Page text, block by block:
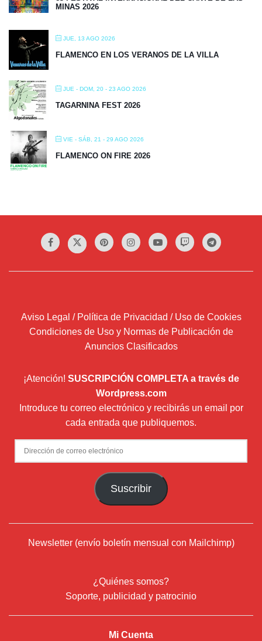
MINAS 2026
JUE, 13 AGO 2026
FLAMENCO EN LOS VERANOS DE LA VILLA
JUE - DOM, 20 - 23 AGO 2026
TAGARNINA FEST 2026
VIE - SÁB, 21 - 29 AGO 2026
FLAMENCO ON FIRE 2026
Aviso Legal / Política de Privacidad / Uso de Cookies
Condiciones de Uso y Normas de Publicación de
Anuncios Clasificados
¡Atención! SUSCRIPCIÓN COMPLETA a través de
Wordpress.com
Introduce tu correo electrónico y recibirás un email por
cada entrada que publiquemos.
Dirección
de
Suscribir
Newsletter (envío boletín mensual con Mailchimp)
¿Quiénes somos?
Soporte, publicidad y patrocinio
Mi Cuenta